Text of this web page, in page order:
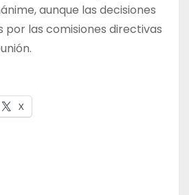
aunque las decisiones
por las comisiones directivas
X